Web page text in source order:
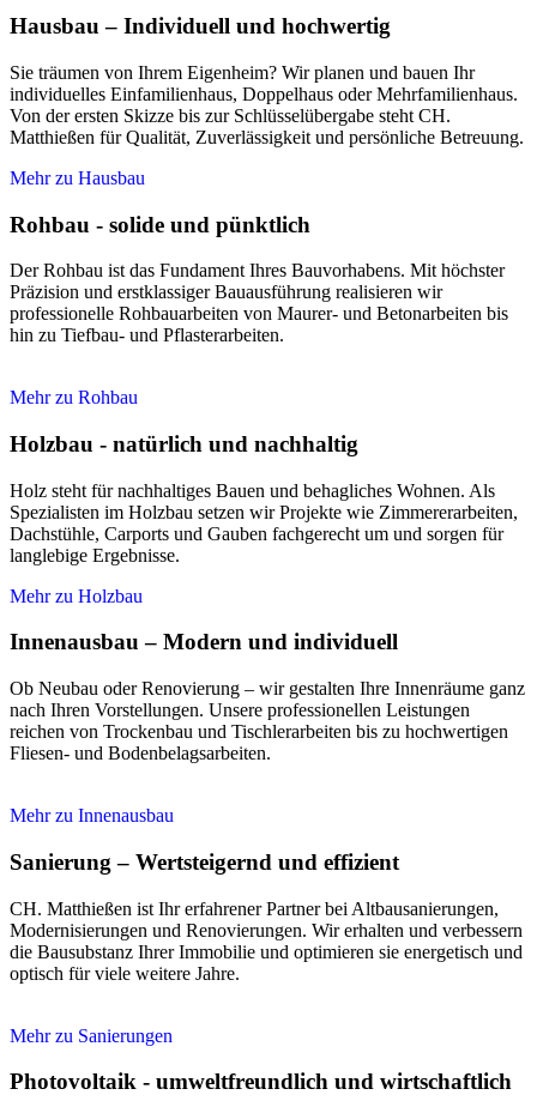
Hausbau – Individuell und hochwertig
Sie träumen von Ihrem Eigenheim? Wir planen und bauen Ihr
individuelles Einfamilienhaus, Doppelhaus oder Mehrfamilienhaus.
Von der ersten Skizze bis zur Schlüsselübergabe steht CH.
Matthießen für Qualität, Zuverlässigkeit und persönliche Betreuung.
Mehr zu Hausbau
Rohbau - solide und pünktlich
Der Rohbau ist das Fundament Ihres Bauvorhabens. Mit höchster
Präzision und erstklassiger Bauausführung realisieren wir
professionelle Rohbauarbeiten von Maurer- und Betonarbeiten bis
hin zu Tiefbau- und Pflasterarbeiten.
Mehr zu Rohbau
Holzbau - natürlich und nachhaltig
Holz steht für nachhaltiges Bauen und behagliches Wohnen. Als
Spezialisten im Holzbau setzen wir Projekte wie Zimmererarbeiten,
Dachstühle, Carports und Gauben fachgerecht um und sorgen für
langlebige Ergebnisse.
Mehr zu Holzbau
Innenausbau – Modern und individuell
Ob Neubau oder Renovierung – wir gestalten Ihre Innenräume ganz
nach Ihren Vorstellungen. Unsere professionellen Leistungen
reichen von Trockenbau und Tischlerarbeiten bis zu hochwertigen
Fliesen- und Bodenbelagsarbeiten.
Mehr zu Innenausbau
Sanierung – Wertsteigernd und effizient
CH. Matthießen ist Ihr erfahrener Partner bei Altbausanierungen,
Modernisierungen und Renovierungen. Wir erhalten und verbessern
die Bausubstanz Ihrer Immobilie und optimieren sie energetisch und
optisch für viele weitere Jahre.
Mehr zu Sanierungen
Photovoltaik - umweltfreundlich und wirtschaftlich